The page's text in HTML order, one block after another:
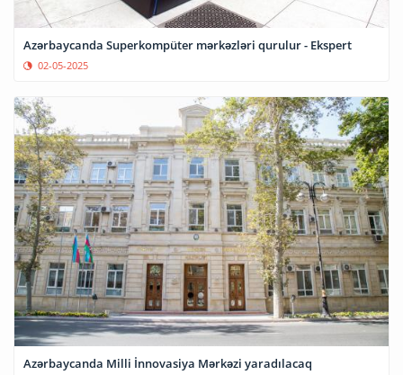
Azərbaycanda Superkompüter mərkəzləri qurulur - Ekspert
02-05-2025
Azərbaycanda Milli İnnovasiya Mərkəzi yaradılacaq